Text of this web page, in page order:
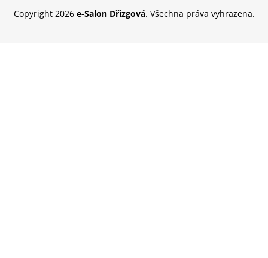
Copyright 2026 e-Salon Dřizgová. Všechna práva vyhrazena.